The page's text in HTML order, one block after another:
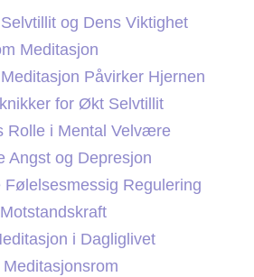
og Dens Viktighet
Meditasjon
Påvirker Hjernen
for Økt Selvtillit
Rolle i Mental Velvære
Angst og Depresjon
Følelsesmessig Regulering
i Dagliglivet